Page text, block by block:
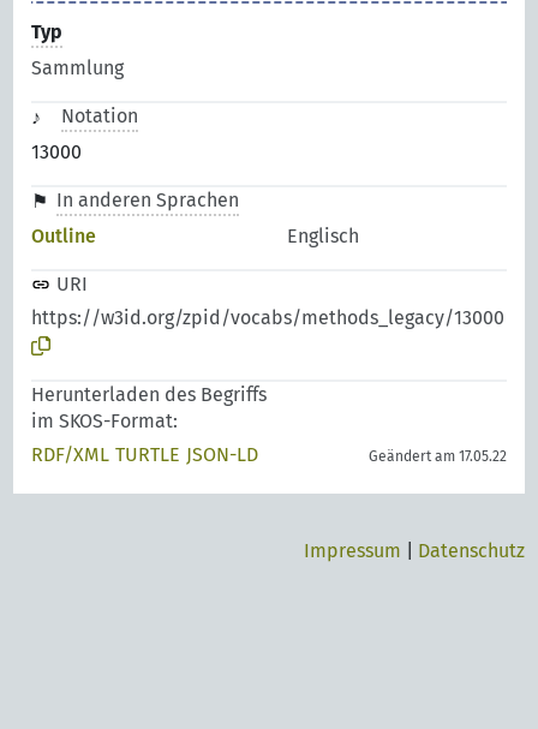
Typ
Sammlung
Notation
13000
In anderen Sprachen
Outline
Englisch
URI
https://w3id.org/zpid/vocabs/methods_legacy/13000
Herunterladen des Begriffs
im SKOS-Format:
RDF/XML TURTLE JSON-LD Geändert am 17.05.22
Impressum Datenschutz